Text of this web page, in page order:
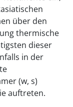
über den
thermische
dieser
in der
(w, s)
auftreten.